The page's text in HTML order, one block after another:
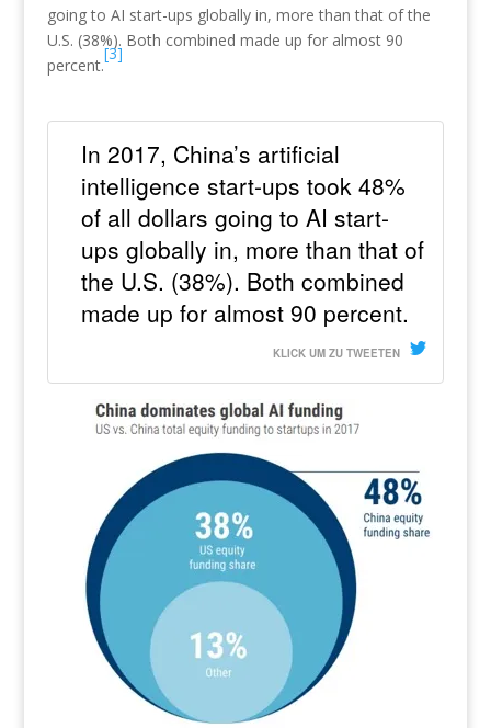
going to AI start-ups globally in, more than that of the
U.S. (38%). Both combined made up for almost 90
percent.
[3]
In 2017, China’s artificial
intelligence start-ups took 48%
of all dollars going to AI start-
ups globally in, more than that of
the U.S. (38%). Both combined
made up for almost 90 percent.
KLICK UM ZU TWEETEN